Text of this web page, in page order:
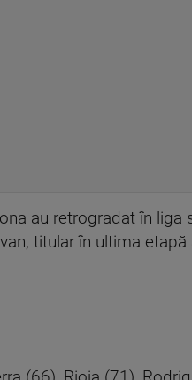
au retrogradat în liga
titular în ultima etapă